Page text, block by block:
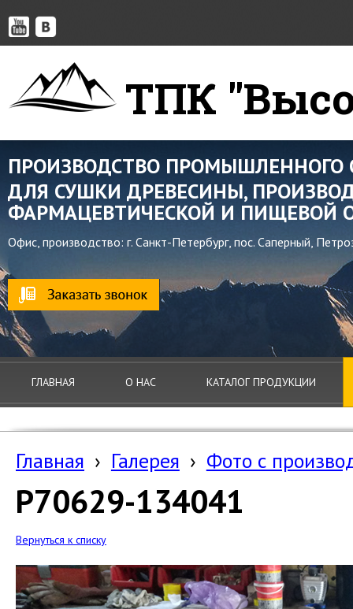
ТПК
ПРОИЗВОДСТВО ПРОМЫШЛЕННОГО
Офис, производство: г. Санкт-Петербург, пос. Саперный,
ДЛЯ СУШКИ ДРЕВЕСИНЫ,
ФАРМАЦЕВТИЧЕСКОЙ И ПИЩЕВОЙ
ГЛАВНАЯ О НАС КАТАЛОГ ПРОДУКЦИИ
Главная › Галерея › Фото с
P70629-134041
Вернуться к списку